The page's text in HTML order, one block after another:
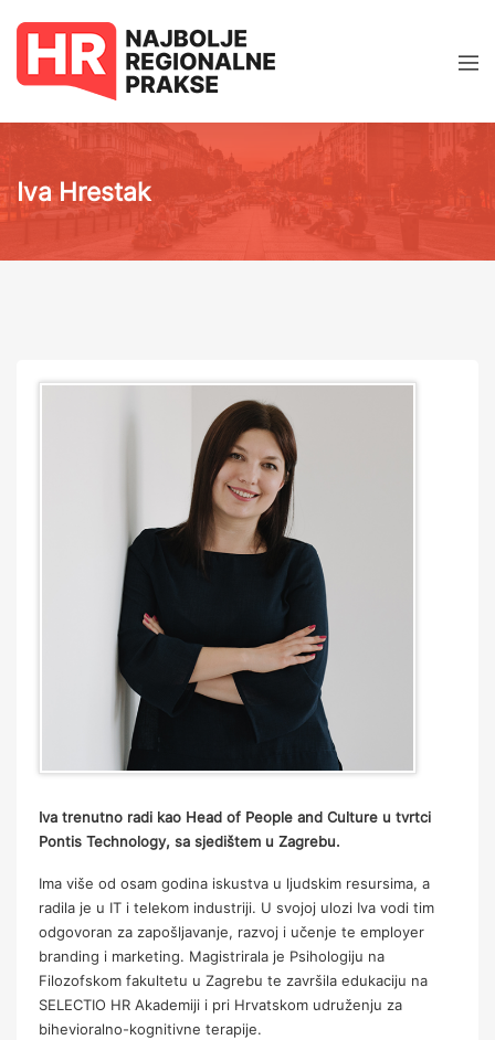
Iva Hrestak
Iva trenutno radi kao Head of People and Culture u tvrtci
Pontis Technology, sa sjedištem u Zagrebu.
Ima više od osam godina iskustva u ljudskim resursima, a
radila je u IT i telekom industriji. U svojoj ulozi Iva vodi tim
odgovoran za zapošljavanje, razvoj i učenje te employer
branding i marketing. Magistrirala je Psihologiju na
Filozofskom fakultetu u Zagrebu te završila edukaciju na
SELECTIO HR Akademiji i pri Hrvatskom udruženju za
bihevioralno-kognitivne terapije.